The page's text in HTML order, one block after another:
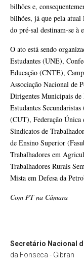
bilhões e,
bilhões, já que pela
do pré-sal destinam-se à
O ato está sendo
Estudantes (UNE),
Educação (CNTE),
Associação Nacional de
Dirigentes Municipais
Estudantes
(CUT), Federação
Sindicatos de
de Ensino Superior
Trabalhadores em
Trabalhadores Rurais
Mista em Defesa da
Com PT na Câmara
Secretário Nacional
da Fonseca - Gibran